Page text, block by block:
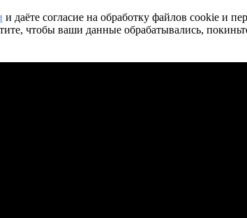
и даёте согласие на обработку файлов cookie и
чтобы ваши данные обрабатывались,